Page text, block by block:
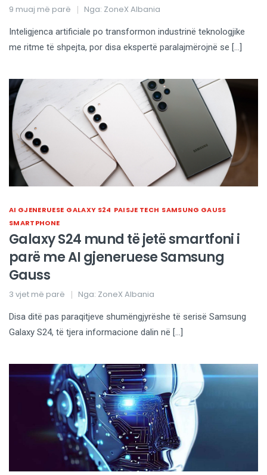
9 muaj më parë Nga: ZoneX Albania
Inteligjenca artificiale po transformon industrinë teknologjike
me ritme të shpejta, por disa ekspertë paralajmërojnë se […]
AI GJENERUESE GALAXY S24 PAISJE TECH SAMSUNG GAUSS
SMARTPHONE
Galaxy S24 mund të jetë smartfoni i
parë me AI gjeneruese Samsung
Gauss
3 vjet më parë Nga: ZoneX Albania
Disa ditë pas paraqitjeve shumëngjyrëshe të serisë Samsung
Galaxy S24, të tjera informacione dalin në […]